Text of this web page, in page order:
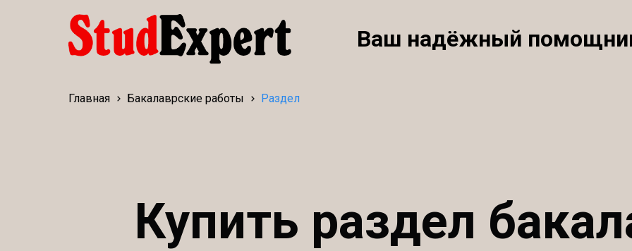
Ваш надёжный
Купить раздел
Главная Бакалаврские работы Раздел